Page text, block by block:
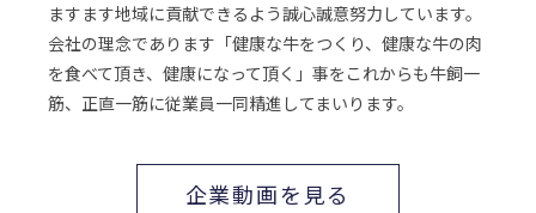
ますます地域に貢献できるよう誠心誠意努力しています。
会社の理念であります「健康な牛をつくり、健康な牛の肉
を食べて頂き、健康になって頂く」事をこれからも牛飼一
筋、正直一筋に従業員一同精進してまいります。
企業動画を見る